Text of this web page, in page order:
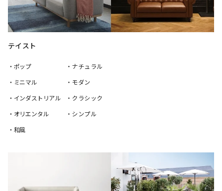
テイスト
・ポップ
・ミニマル
・インダストリアル
・オリエンタル
・和風
・ナチュラル
・モダン
・クラシック
・シンプル